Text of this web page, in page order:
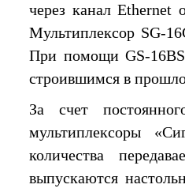
через канал Ethernet
Мультиплексор SG-
При помощи GS-
строившимся в
За счет
мультиплексоры
количества
выпускаются